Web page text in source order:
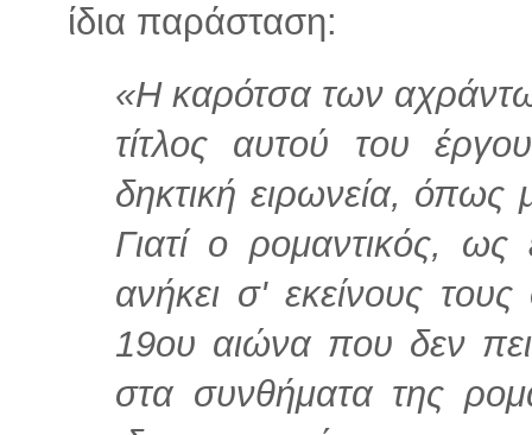
ίδια παράσταση:
«Η καρότσα των
τίτλος αυτού του
δηκτική ειρωνεία, όπως
Γιατί ο ρομαντικός,
ανήκει σ' εκείνους
19ου αιώνα που δεν
στα συνθήματα της